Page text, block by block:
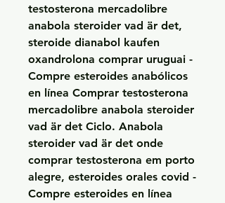
testosterona mercadolibre
anabola steroider vad är det,
steroide dianabol kaufen
oxandrolona comprar uruguai -
Compre esteroides anabólicos
en línea Comprar testosterona
mercadolibre anabola steroider
vad är det Ciclo. Anabola
steroider vad är det onde
comprar testosterona em porto
alegre, esteroides orales covid -
Compre esteroides en línea